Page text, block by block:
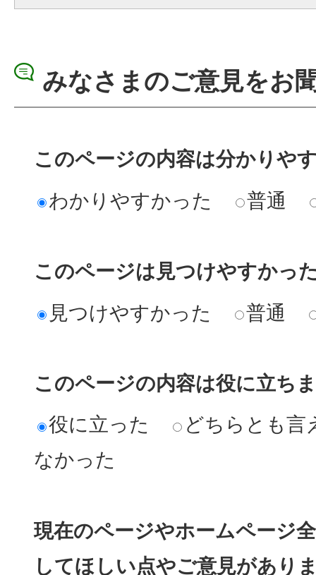
みなさまのご意見をお
このページの内容は分かりや
わかりやすかった
普通
このページは見つけやすかっ
見つけやすかった
普通
このページの内容は役に立ち
役に立った
どちらとも言
なかった
現在のページやホームページ
してほしい点やご意見があり